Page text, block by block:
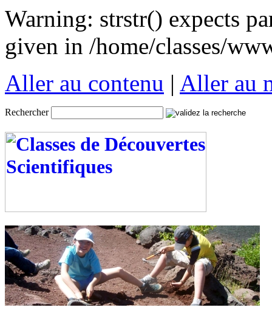
Warning: strstr() expects
given in /home/classes/
Aller au contenu | Aller au
Rechercher